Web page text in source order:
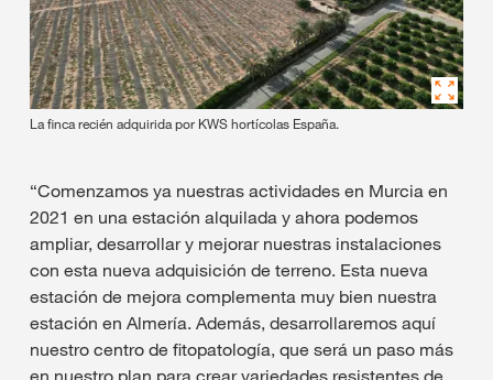
La finca recién adquirida por KWS hortícolas España.
“Comenzamos ya nuestras actividades en Murcia en
2021 en una estación alquilada y ahora podemos
ampliar, desarrollar y mejorar nuestras instalaciones
con esta nueva adquisición de terreno. Esta nueva
estación de mejora complementa muy bien nuestra
estación en Almería. Además, desarrollaremos aquí
nuestro centro de fitopatología, que será un paso más
en nuestro plan para crear variedades resistentes de